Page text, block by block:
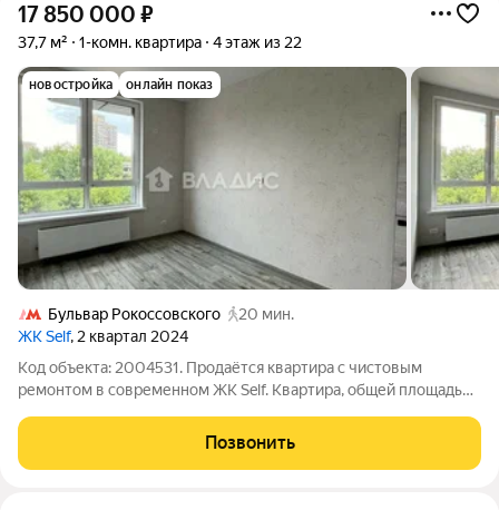
17 850 000 ₽
37,7 м² 1-комн. квартира 4 этаж из 22
новостройка онлайн показ
Бульвар Рокоссовского
20 мин.
ЖК Self, 2 квартал 2024
Код объекта: 2004531. Продаётся квартира с чистовым
ремонтом в современном ЖК Self. Квартира, общей площадью
кухней 15 м2, позволяет разместить спальное место. Большие
окна наполняют комнаты
Позвонить